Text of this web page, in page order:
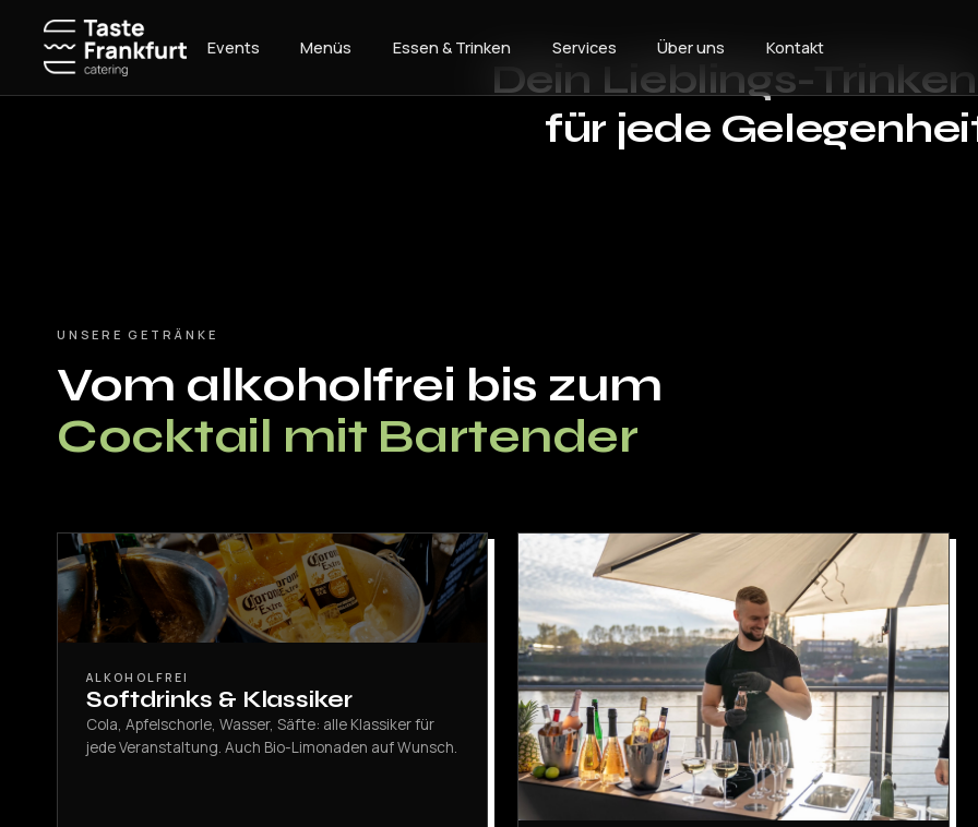
springen
Dein Lieblings- Trinken
für jede
UNSERE GETRÄNKE
Vom alkoholfrei bis zum
Cocktail mit Bartender
ALKOHOLFREI
Softdrinks & Klassiker
Cola, Apfelschorle, Wasser, Säfte: alle Klassiker für
jede Veranstaltung. Auch Bio-Limonaden auf Wunsch.
Events Menüs Essen & Trinken Services Über uns Kontakt